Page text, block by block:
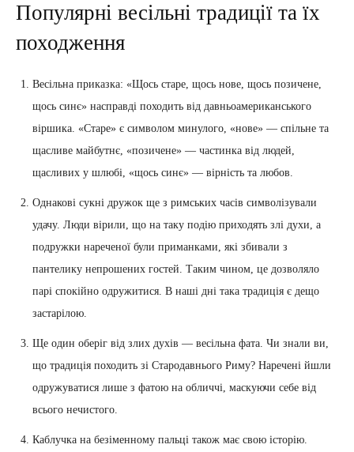
Популярні весільні традиції та їх
походження
Весільна приказка: «Щось старе, щось нове, щось позичене,
щось синє» насправді походить від давньоамериканського
віршика. «Старе» є символом минулого, «нове» — спільне та
щасливе майбутнє, «позичене» — частинка від людей,
щасливих у шлюбі, «щось синє» — вірність та любов.
Однакові сукні дружок ще з римських часів символізували
удачу. Люди вірили, що на таку подію приходять злі духи, а
подружки нареченої були приманками, які збивали з
пантелику непрошених гостей. Таким чином, це дозволяло
парі спокійно одружитися. В наші дні така традиція є дещо
застарілою.
Ще один оберіг від злих духів — весільна фата. Чи знали ви,
що традиція походить зі Стародавнього Риму? Наречені йшли
одружуватися лише з фатою на обличчі, маскуючи себе від
всього нечистого.
Каблучка на безіменному пальці також має свою історію.